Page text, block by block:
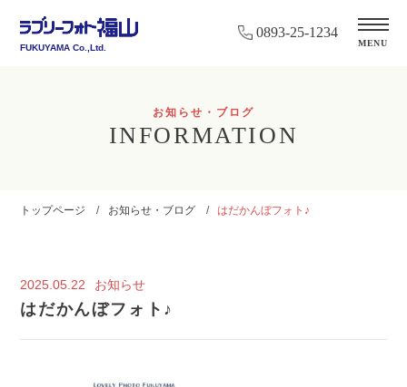
FUKUYAMA Co.,Ltd.
0893-25-1234
MENU
お知らせ・ブログ
INFORMATION
トップページ お知らせ・ブログ はだかんぼフォト♪
2025.05.22 お知らせ
はだかんぼフォト♪